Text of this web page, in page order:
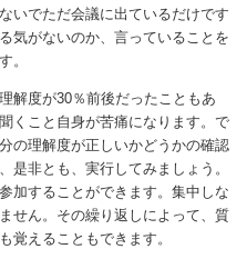
いでただ会議に出ているだけです
気がないのか、言っていることを
。
解度が30％前後だったこともあ
くこと自身が苦痛になります。で
の理解度が正しいかどうかの確認
是非とも、実行してみましょう。
加することができます。集中しな
せん。その繰り返しによって、質
覚えることもできます。